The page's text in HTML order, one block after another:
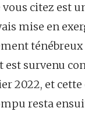
vous citez est
mise en
ténébreux
est survenu
2022, et cette
resta